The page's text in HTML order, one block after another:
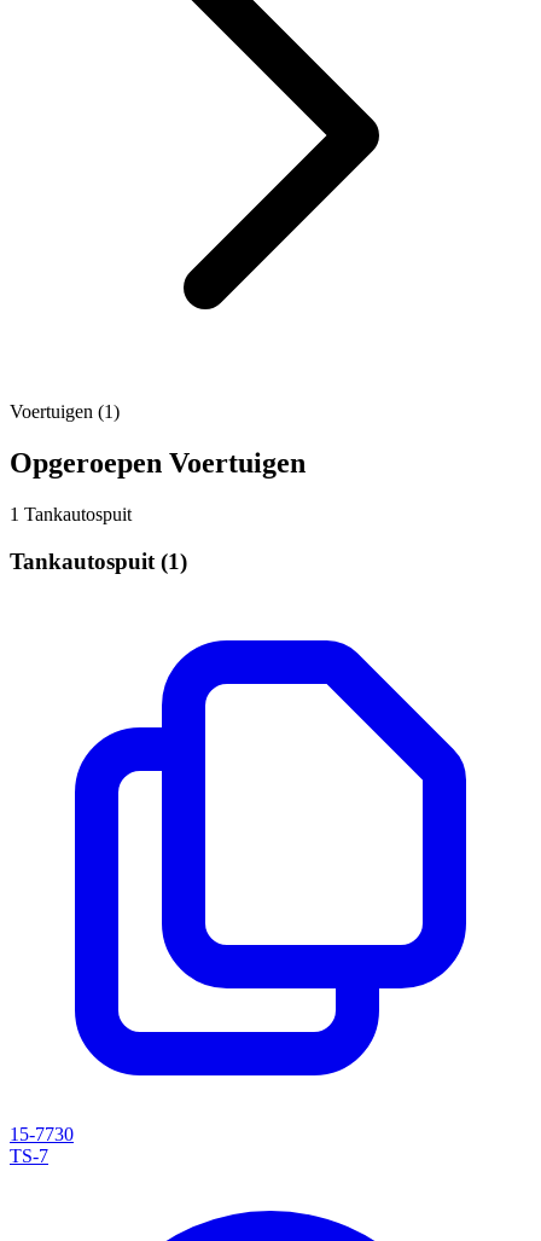
Voertuigen (1)
Opgeroepen Voertuigen
1 Tankautospuit
Tankautospuit (1)
15-7730
TS-7